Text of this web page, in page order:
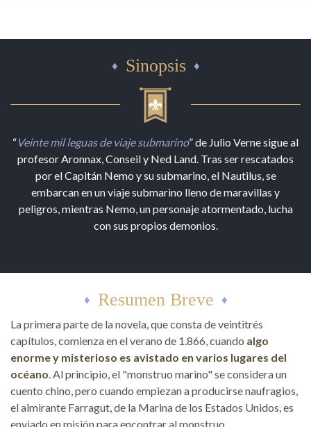
Sinopsis
“Veinte mil leguas de viaje submarino” de Julio Verne sigue al
profesor Aronnax, Conseil y Ned Land. Tras ser rescatados
por el Capitán Nemo y su submarino, el Nautilus, se
embarcan en un viaje submarino lleno de maravillas y
peligros, mientras Nemo, un personaje atormentado, lucha
con sus propios demonios.
Resumen Breve
La primera parte de la novela, que consta de veintitrés
capítulos, comienza en el verano de 1.866, cuando algo
enorme y misterioso es avistado en varios lugares del
océano . Al principio, el "monstruo marino" se considera un
cuento chino, pero cuando empiezan a producirse naufragios,
el almirante Farragut, de la Marina de los Estados Unidos, es
enviado en misión para encontrar al monstruo.